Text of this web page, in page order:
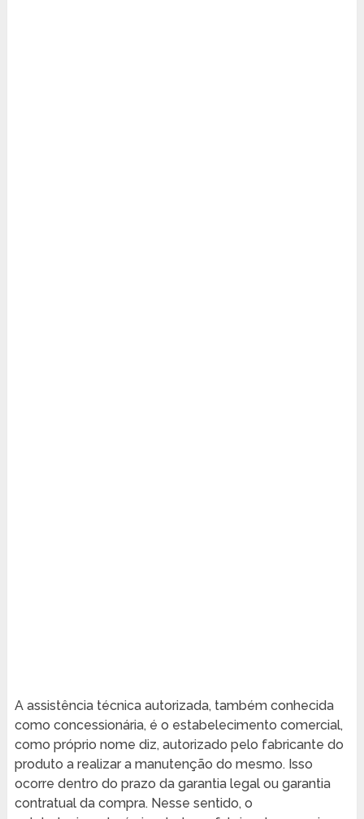
A assistência técnica autorizada, também conhecida
como concessionária, é o estabelecimento comercial,
como próprio nome diz, autorizado pelo fabricante do
produto a realizar a manutenção do mesmo. Isso
ocorre dentro do prazo da garantia legal ou garantia
contratual da compra. Nesse sentido, o